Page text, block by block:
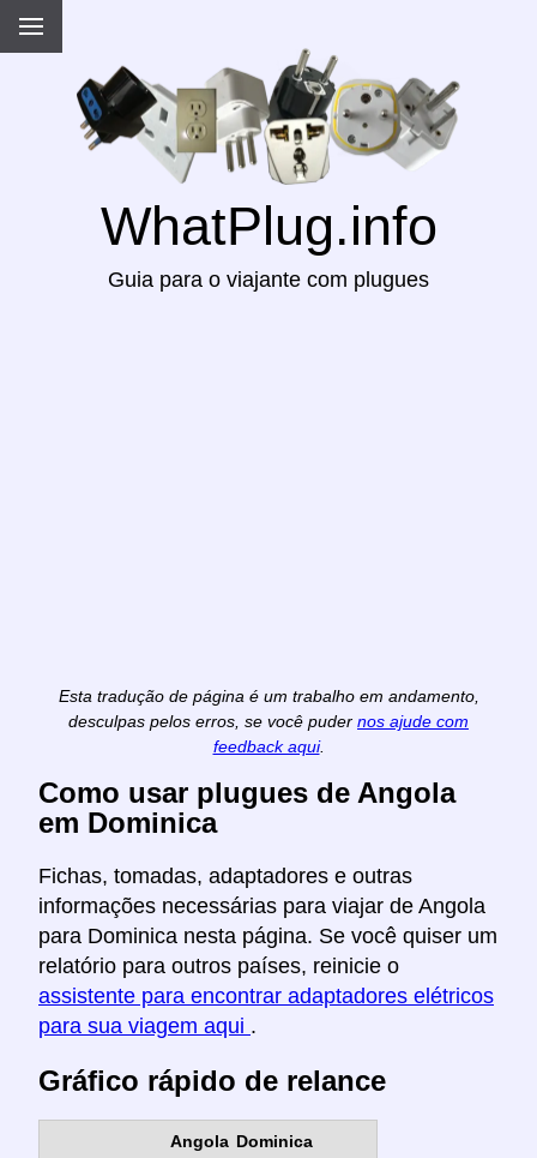
WhatPlug.info
Guia para o viajante com plugues
Esta tradução de página é um trabalho em andamento,
desculpas pelos erros, se você puder nos ajude com
feedback aqui.
Como usar plugues de Angola
em Dominica
Fichas, tomadas, adaptadores e outras
informações necessárias para viajar de Angola
para Dominica nesta página. Se você quiser um
relatório para outros países, reinicie o
assistente para encontrar adaptadores elétricos
para sua viagem aqui .
Gráfico rápido de relance
Angola Dominica